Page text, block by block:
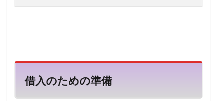
借入のための準備